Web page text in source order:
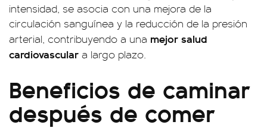
intensidad, se asocia con una mejora de la
circulación sanguínea y la reducción de la presión
arterial, contribuyendo a una mejor salud
cardiovascular a largo plazo.
Beneficios de caminar
después de comer